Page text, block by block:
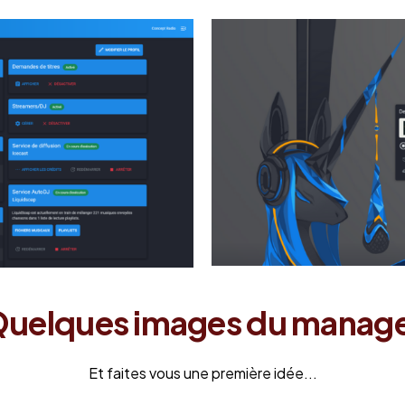
images du
Et faites vous une première idée...